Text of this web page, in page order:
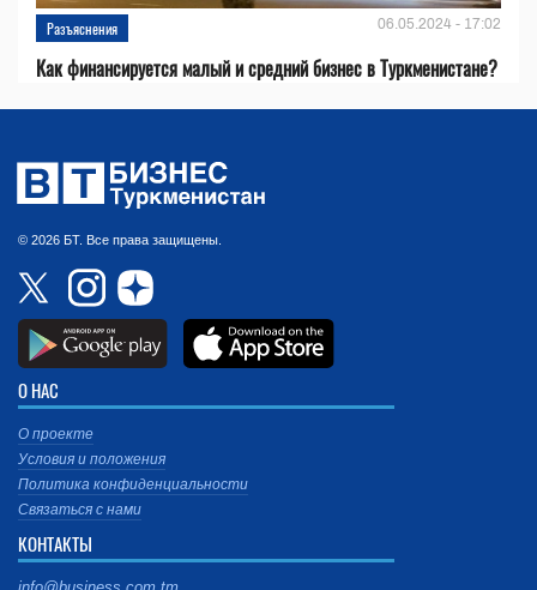
Разъяснения 06.05.2024 - 17:02
Как финансируется малый и средний бизнес в Туркменистане?
© 2026 БТ. Все права защищены.
О НАС
О проекте
Условия и положения
Политика конфиденциальности
Связаться с нами
КОНТАКТЫ